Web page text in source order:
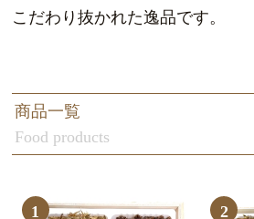
こだわり抜かれた逸品です。
Food products
商品一覧
1 2